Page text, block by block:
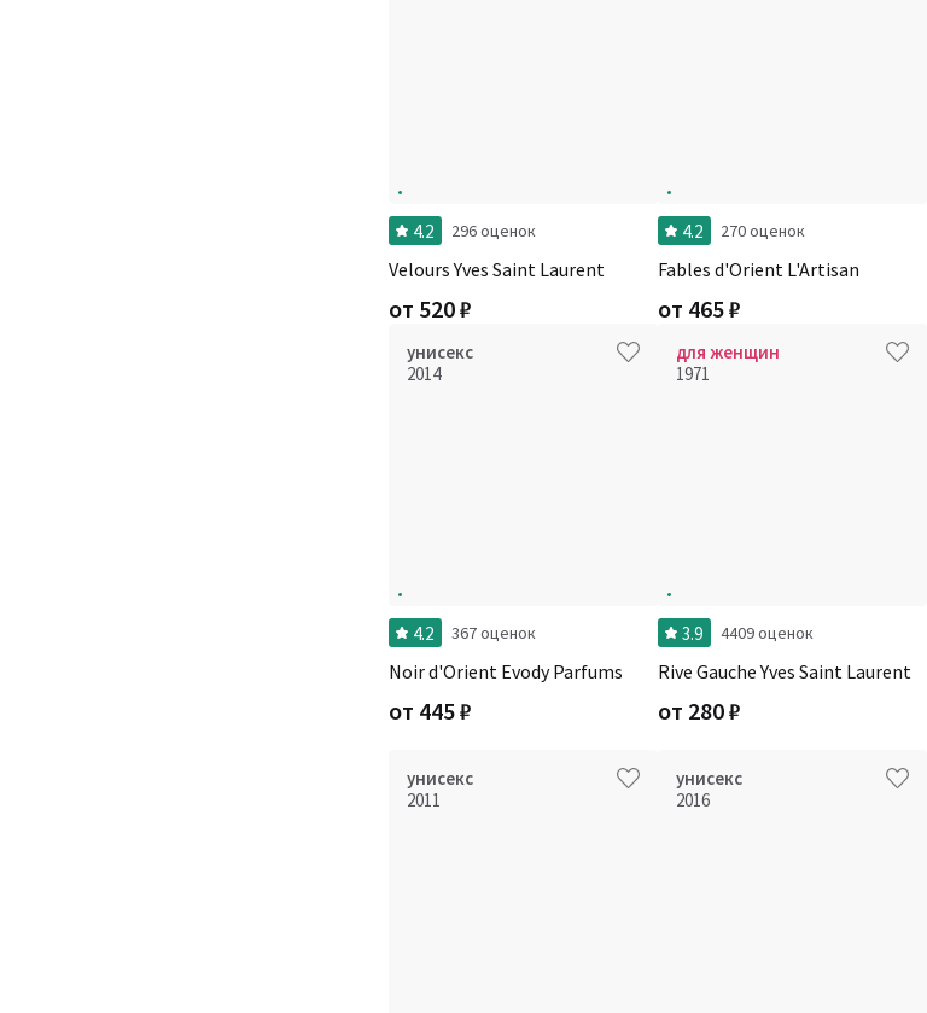
4.2 296 оценок
Velours Yves Saint Laurent
от 520₽
4.2 270 оценок
Fables d'Orient L'Artisan
от 465₽
унисекс
2014
4.2 367 оценок
Noir d'Orient Evody Parfums
от 445₽
для женщин
1971
3.9 4409 оценок
Rive Gauche Yves Saint Laurent
от 280₽
унисекс
2011
унисекс
2016